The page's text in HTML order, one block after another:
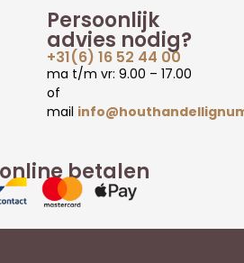
betalen
Persoonlijk
advies nodig?
+31(6) 16 52 44 00
ma t/m vr: 9.00 – 17.00
of
mail